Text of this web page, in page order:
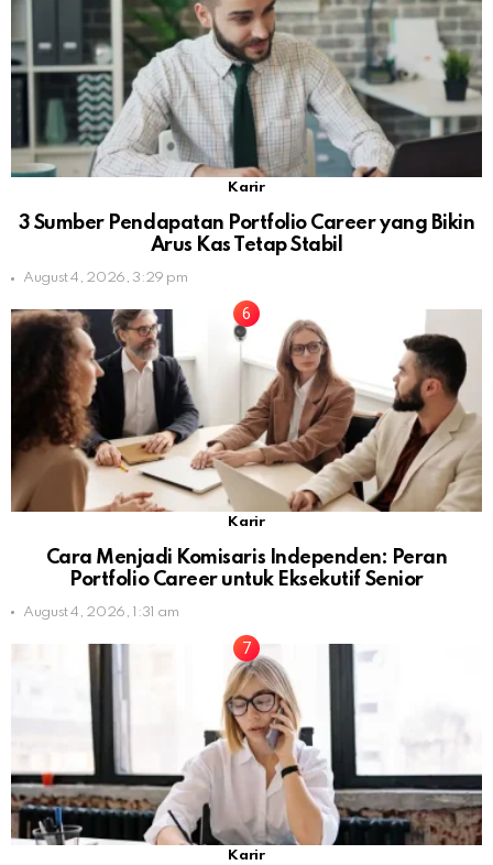
Karir
3 Sumber Pendapatan Portfolio Career yang Bikin
Arus Kas Tetap Stabil
August 4, 2026, 3:29 pm
Karir
Cara Menjadi Komisaris Independen: Peran
Portfolio Career untuk Eksekutif Senior
August 4, 2026, 1:31 am
Karir